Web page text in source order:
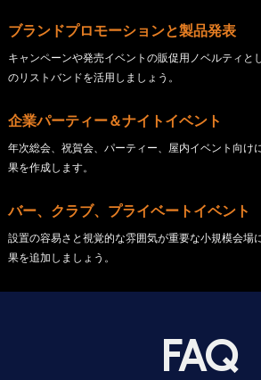
ブランドプロモーションと製品発表
キャンペーンや発売イベントの販促用ノベルティと
のリストバンドを活用しましょう。
企業パーティー＆ナイトイベント
年次総会、祝賀会、パーティー、屋内イベント向け
果を作成します。
バー、クラブ、プライベートイベント
設置の容易さと視覚的な雰囲気が重要な小規模会場
果を追加しましょう。
FAQ